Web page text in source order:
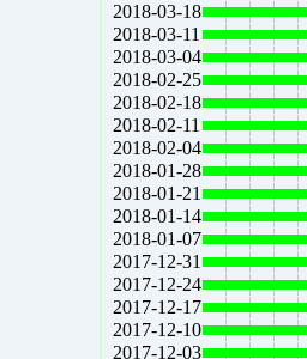
2018-03-18
2018-03-11
2018-03-04
2018-02-25
2018-02-18
2018-02-11
2018-02-04
2018-01-28
2018-01-21
2018-01-14
2018-01-07
2017-12-31
2017-12-24
2017-12-17
2017-12-10
2017-12-03